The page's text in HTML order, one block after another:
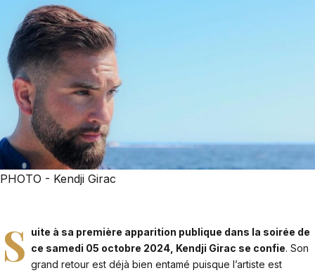
PHOTO - Kendji Girac
S uite à sa première apparition publique dans la soirée de
ce samedi 05 octobre 2024, Kendji Girac se confie. Son
grand retour est déjà bien entamé puisque l’artiste est